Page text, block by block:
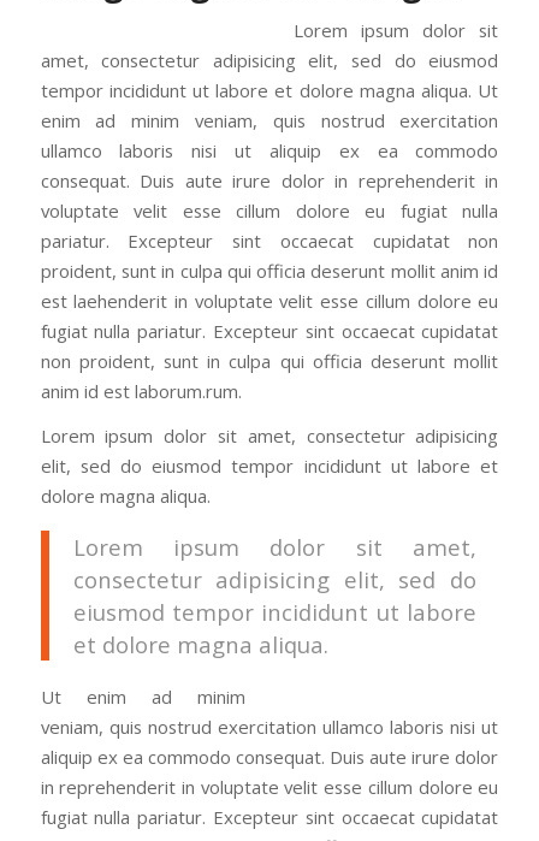
Lorem ipsum dolor sit
amet, consectetur adipisicing elit, sed do eiusmod
tempor incididunt ut labore et dolore magna aliqua. Ut
enim ad minim veniam, quis nostrud exercitation
ullamco laboris nisi ut aliquip ex ea commodo
consequat. Duis aute irure dolor in reprehenderit in
voluptate velit esse cillum dolore eu fugiat nulla
pariatur. Excepteur sint occaecat cupidatat non
proident, sunt in culpa qui officia deserunt mollit anim id
est laehenderit in voluptate velit esse cillum dolore eu
fugiat nulla pariatur. Excepteur sint occaecat cupidatat
non proident, sunt in culpa qui officia deserunt mollit
anim id est laborum.rum.
Lorem ipsum dolor sit amet, consectetur adipisicing
elit, sed do eiusmod tempor incididunt ut labore et
dolore magna aliqua.
Lorem ipsum dolor sit amet,
consectetur adipisicing elit, sed do
eiusmod tempor incididunt ut labore
et dolore magna aliqua.
Ut enim ad minim
veniam, quis nostrud exercitation ullamco laboris nisi ut
aliquip ex ea commodo consequat. Duis aute irure dolor
in reprehenderit in voluptate velit esse cillum dolore eu
fugiat nulla pariatur. Excepteur sint occaecat cupidatat